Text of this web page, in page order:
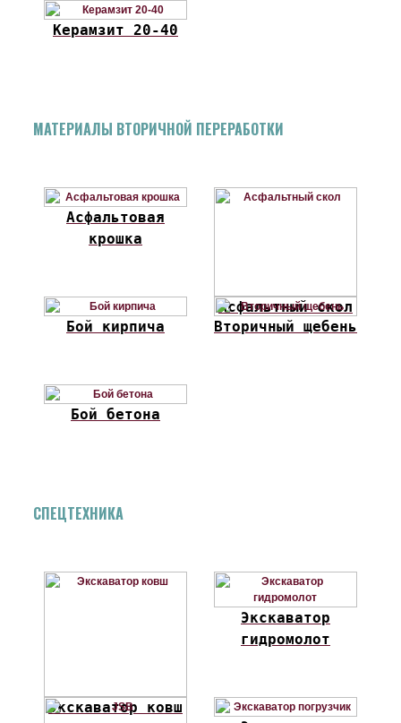
Керамзит 20-40
МАТЕРИАЛЫ ВТОРИЧНОЙ ПЕРЕРАБОТКИ
Асфальтовая
крошка
Асфальтный скол
Бой кирпича
Вторичный щебень
Бой бетона
СПЕЦТЕХНИКА
Экскаватор ковш
Экскаватор
гидромолот